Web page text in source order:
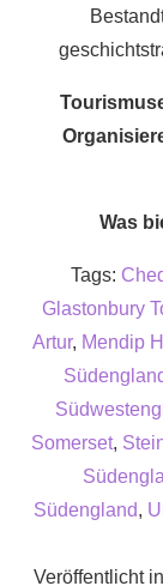
Was
Tags:
Glastonbury
Artur, Mendip
Somerset,
Südengland,
Veröffentlicht in